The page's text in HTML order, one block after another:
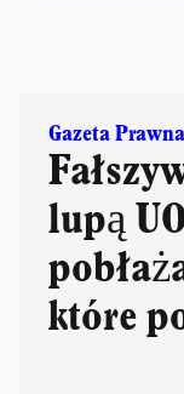
Gazeta Prawna
lupą
które